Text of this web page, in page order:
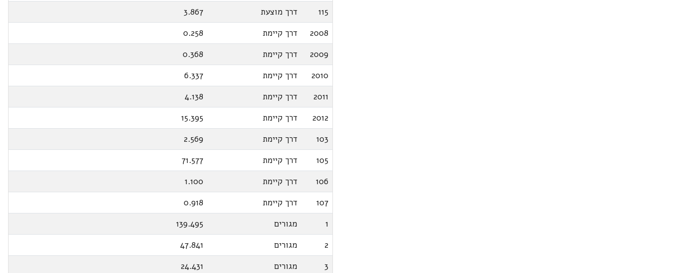
115
דרך מוצעת
3.867
2008
דרך קיימת
0.258
2009
דרך קיימת
0.368
2010
דרך קיימת
6.337
2011
דרך קיימת
4.138
2012
דרך קיימת
15.395
103
דרך קיימת
2.569
105
דרך קיימת
71.577
106
דרך קיימת
1.100
107
דרך קיימת
0.918
1
מגורים
139.495
2
מגורים
47.841
3
מגורים
24.431